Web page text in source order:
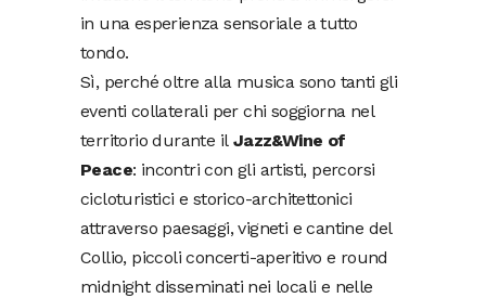
in una esperienza sensoriale a tutto
tondo.
Sì, perché oltre alla musica sono tanti gli
eventi collaterali per chi soggiorna nel
territorio durante il Jazz&Wine of
Peace: incontri con gli artisti, percorsi
cicloturistici e storico-architettonici
attraverso paesaggi, vigneti e cantine del
Collio, piccoli concerti-aperitivo e round
midnight disseminati nei locali e nelle